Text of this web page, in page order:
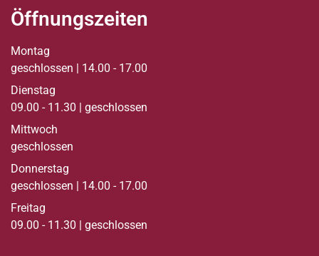
Öffnungszeiten
Montag
geschlossen | 14.00 - 17.00
Dienstag
09.00 - 11.30 | geschlossen
Mittwoch
geschlossen
Donnerstag
geschlossen | 14.00 - 17.00
Freitag
09.00 - 11.30 | geschlossen